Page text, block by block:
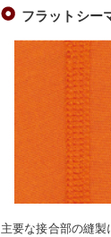
フラットシー
主要な接合部の縫製